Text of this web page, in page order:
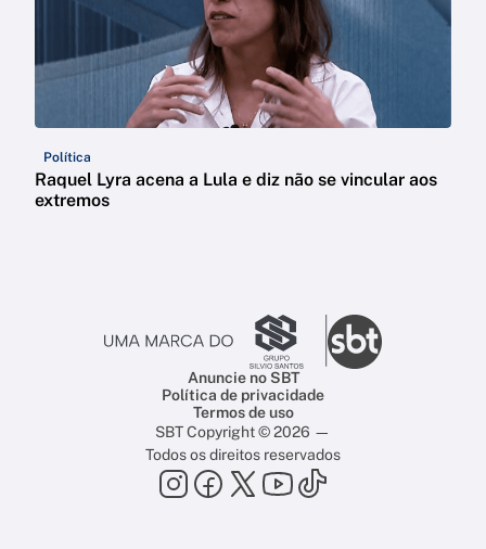
Política
Raquel Lyra acena a Lula e diz não se vincular aos
extremos
Anuncie no SBT
Política de privacidade
Termos de uso
SBT Copyright © 2026 —
Todos os direitos reservados